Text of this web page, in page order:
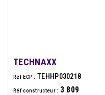
TECHNAXX
Réf ECP : TEHHP030218
Réf constructeur : 3 809